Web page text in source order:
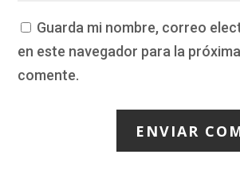
Guarda mi nombre, correo
en este navegador para la
comente.
ENVIAR